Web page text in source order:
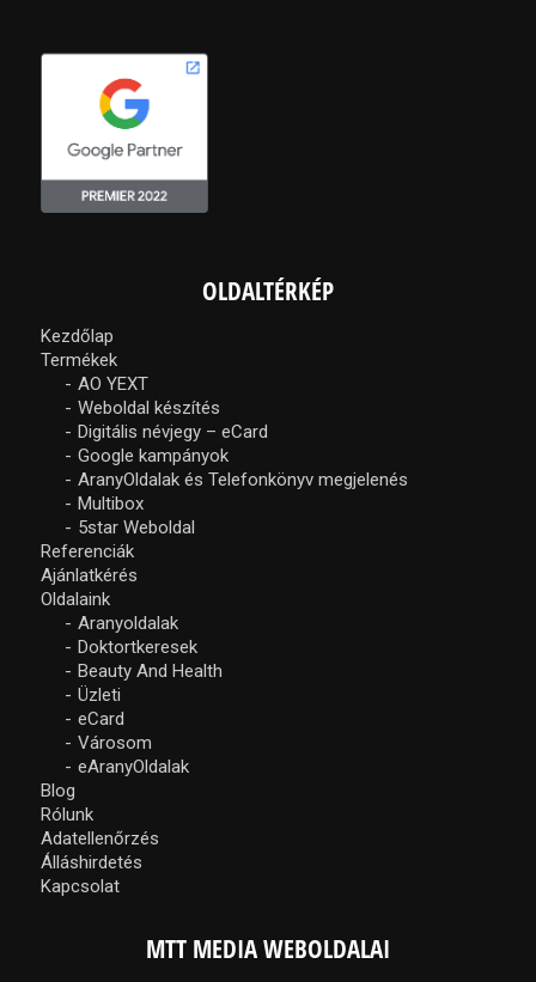
OLDALTÉRKÉP
Kezdőlap
Termékek
AO YEXT
Weboldal készítés
Digitális névjegy – eCard
Google kampányok
AranyOldalak és Telefonkönyv megjelenés
Multibox
5star Weboldal
Referenciák
Ajánlatkérés
Oldalaink
Aranyoldalak
Doktortkeresek
Beauty And Health
Üzleti
eCard
Városom
eAranyOldalak
Blog
Rólunk
Adatellenőrzés
Álláshirdetés
Kapcsolat
MTT MEDIA WEBOLDALAI